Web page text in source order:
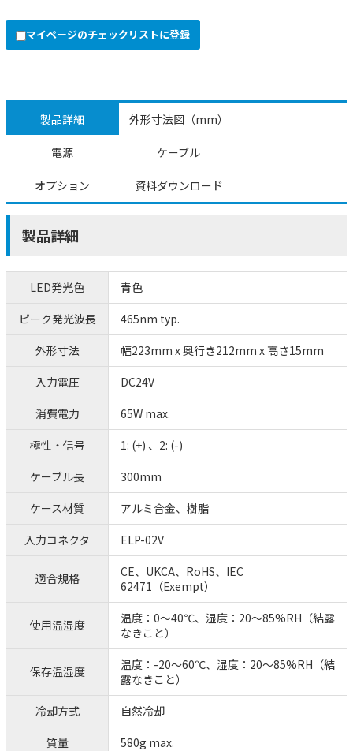
マイページのチェックリストに登録
製品詳細 外形寸法図（mm）
電源 ケーブル
オプション 資料ダウンロード
製品詳細
LED発光色
青色
ピーク発光波長
465nm typ.
外形寸法
幅223mm x 奥行き212mm x 高さ15mm
入力電圧
DC24V
消費電力
65W max.
極性・信号
1: (+) 、2: (-)
ケーブル長
300mm
ケース材質
アルミ合金、樹脂
入力コネクタ
ELP-02V
適合規格
CE、UKCA、RoHS、IEC
62471（Exempt）
使用温湿度
温度：0～40℃、湿度：20～85%RH（結露
なきこと）
保存温湿度
温度：-20～60℃、湿度：20～85%RH（結
露なきこと）
冷却方式
自然冷却
質量
580g max.